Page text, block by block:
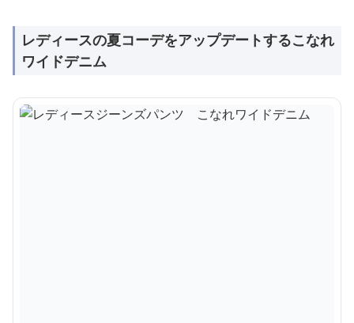
レディースの夏コーデをアップデートするこなれ
ワイドデニム